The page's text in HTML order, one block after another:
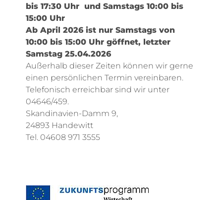
bis 17:30 Uhr und Samstags 10:00 bis
15:00 Uhr
Ab April 2026 ist nur Samstags von
10:00 bis 15:00 Uhr göffnet, letzter
Samstag 25.04.2026
Außerhalb dieser Zeiten können wir gerne
einen persönlichen Termin vereinbaren.
Telefonisch erreichbar sind wir unter
04646/459.
Skandinavien-Damm 9,
24893 Handewitt
Tel. 04608 971 3555